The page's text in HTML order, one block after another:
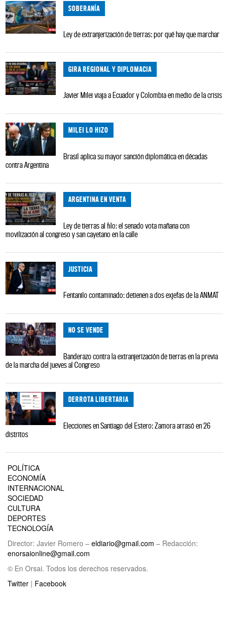
SOBERANÍA
Ley de extranjerización de tierras: por qué hay que marchar
GIRA REGIONAL Y DIPLOMACIA
Javier Milei viaja a Ecuador y Colombia en medio de la crisis
MILEI LO HIZO
Brasil aplica su mayor sanción diplomática en décadas
contra Argentina
ARGENTINA EN VENTA
Ley de tierras al filo: el senado vota mañana con
movilización al congreso y san cayetano en la calle
JUSTICIA
Fentanilo contaminado: detienen a dos exjefas de la ANMAT
NO SE VENDE
Banderazo contra la extranjerización de tierras en la previa
de la marcha del jueves al Congreso
DERROTA LIBERTARIA
Elecciones en Santiago del Estero: Zamora arrasó en 26
distritos
POLÍTICA
ECONOMÍA
INTERNACIONAL
SOCIEDAD
CULTURA
DEPORTES
TECNOLOGÍA
Director: Javier Romero – eldiario@gmail.com – Redacción:
enorsaionline@gmail.com
© En Orsai. Todos los derechos reservados.
Twitter | Facebook